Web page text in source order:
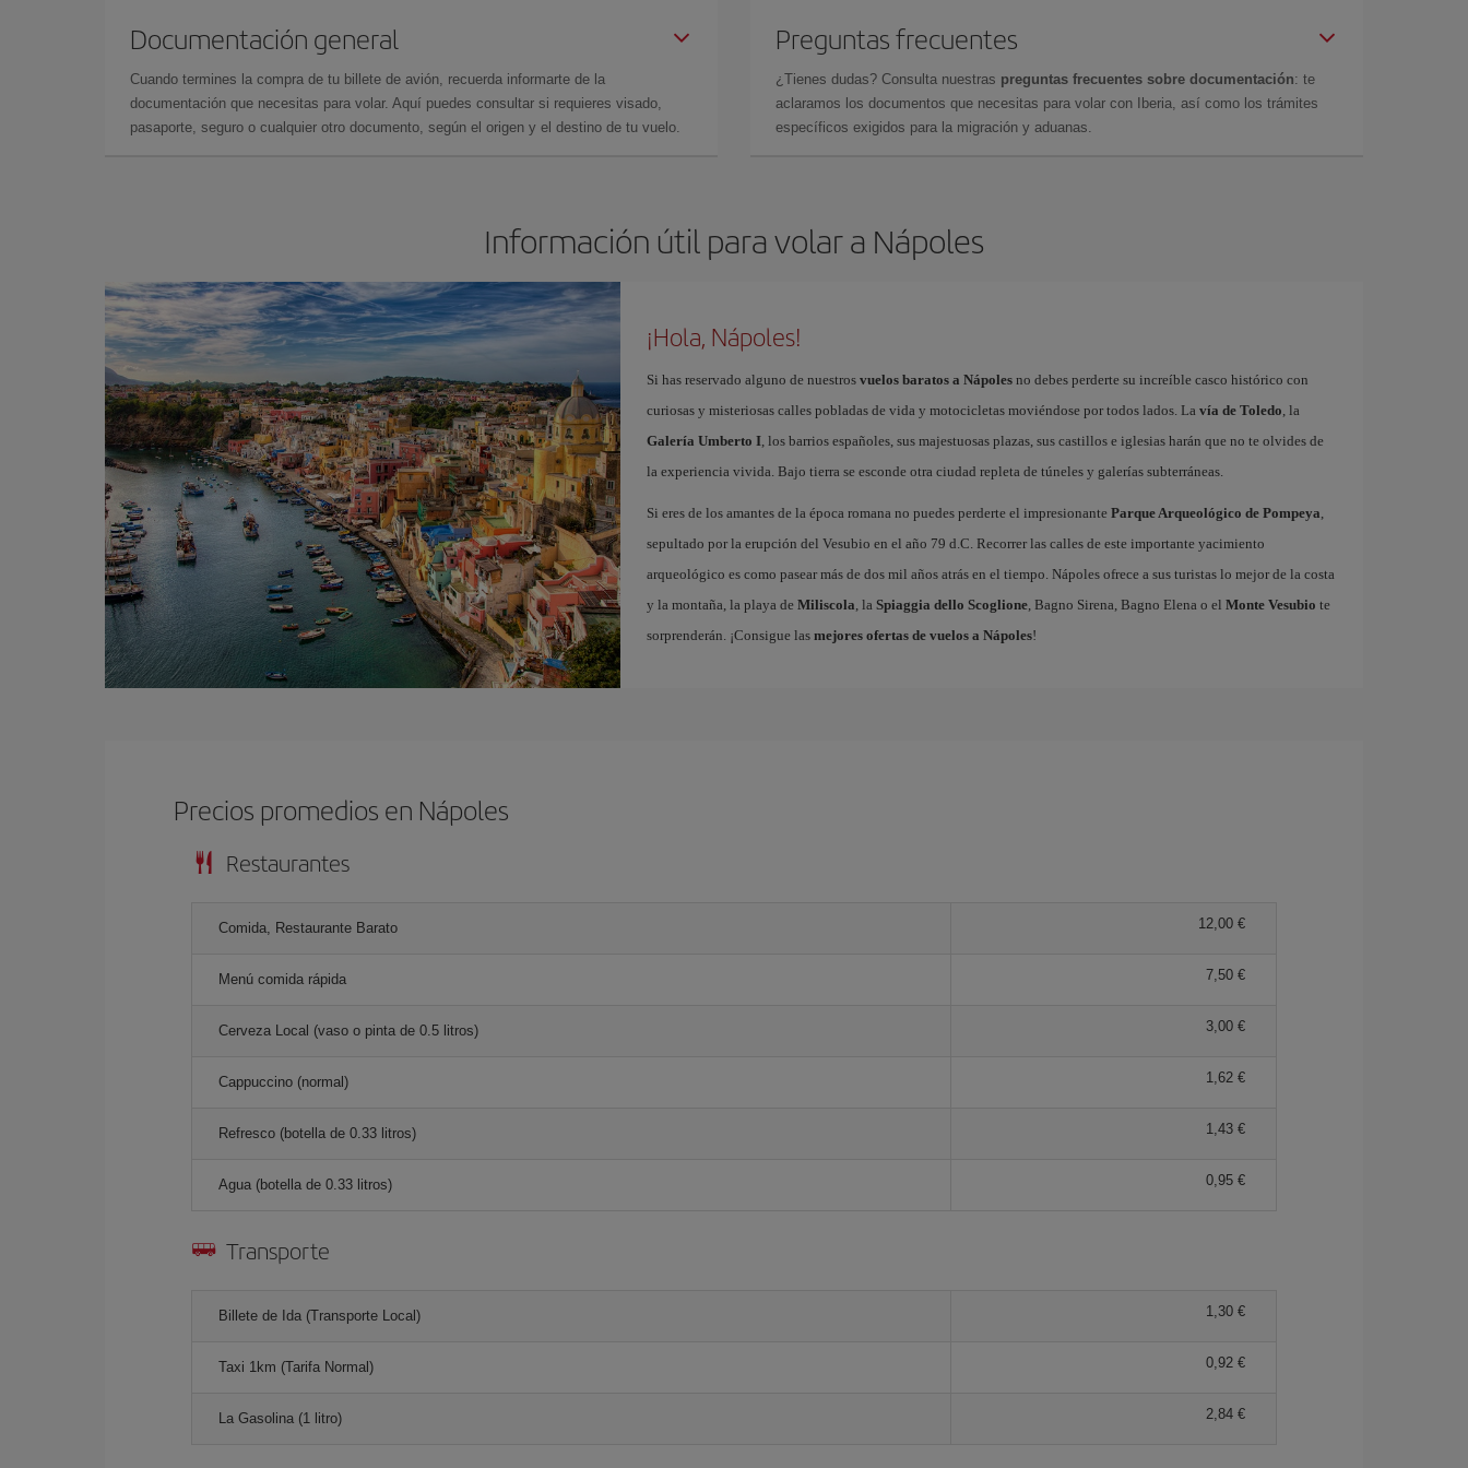
Documentación general
Cuando termines la compra de tu billete de avión, recuerda informarte de la
documentación que necesitas para volar. Aquí puedes consultar si requieres visado,
pasaporte, seguro o cualquier otro documento, según el origen y el destino de tu vuelo.
Preguntas frecuentes
¿Tienes dudas? Consulta nuestras preguntas frecuentes sobre documentación: te
aclaramos los documentos que necesitas para volar con Iberia, así como los trámites
específicos exigidos para la migración y aduanas.
Información útil para volar a Nápoles
¡Hola, Nápoles!
Si has reservado alguno de nuestros vuelos baratos a Nápolesno debes perderte su increíble casco histórico con
curiosas y misteriosas calles pobladas de vida y motocicletas moviéndose por todos lados. La vía de Toledo, la
Galería Umberto I, los barrios españoles, sus majestuosas plazas, sus castillos e iglesias harán que no te olvides de
la experiencia vivida. Bajo tierra se esconde otra ciudad repleta de túneles y galerías subterráneas.
Si eres de los amantes de la época romana no puedes perderte el impresionante Parque Arqueológico de Pompeya,
sepultado por la erupción del Vesubio en el año 79 d.C. Recorrer las calles de este importante yacimiento
arqueológico es como pasear más de dos mil años atrás en el tiempo. Nápoles ofrece a sus turistas lo mejor de la costa
y la montaña, la playa de Miliscola, la Spiaggia dello Scoglione, Bagno Sirena, Bagno Elena o el Monte Vesubio te
sorprenderán. ¡Consigue las mejores ofertas de vuelos a Nápoles!
Precios promedios en Nápoles
Restaurantes
Comida, Restaurante Barato 12,00 €
Menú comida rápida 7,50 €
Cerveza Local (vaso o pinta de 0.5 litros) 3,00 €
Cappuccino (normal) 1,62 €
Refresco (botella de 0.33 litros) 1,43 €
Agua (botella de 0.33 litros) 0,95 €
Transporte
Billete de Ida (Transporte Local) 1,30 €
Taxi 1km (Tarifa Normal) 0,92 €
La Gasolina (1 litro) 2,84 €